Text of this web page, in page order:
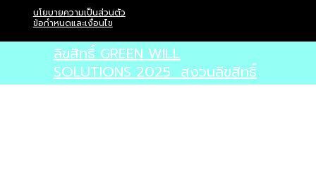
นโยบายความเป็นส่วนตัว
ข้อกำหนดและเงื่อนไข
ลิขสิทธิ์ GREEN WILL
SOLUTIONS 2025 สงวนลิขสิทธิ์